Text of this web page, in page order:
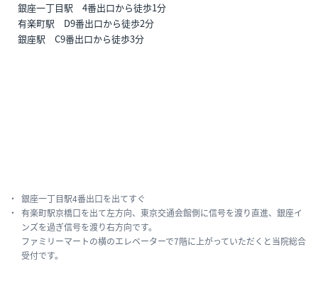
銀座一丁目駅 4番出口から徒歩1分
有楽町駅 D9番出口から徒歩2分
銀座駅 C9番出口から徒歩3分
銀座一丁目駅4番出口を出てすぐ
有楽町駅京橋口を出て左方向、東京交通会館側に信号を渡り直進、銀座イ
ンズを過ぎ信号を渡り右方向です。
ファミリーマートの横のエレベーターで7階に上がっていただくと当院総合
受付です。